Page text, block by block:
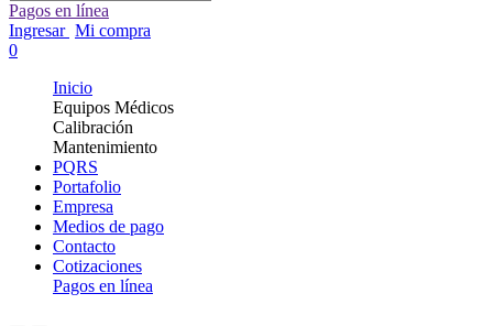
Pagos en línea
Ingresar Mi compra
0
Inicio
Equipos Médicos
Calibración
Mantenimiento
PQRS
Portafolio
Empresa
Medios de pago
Contacto
Cotizaciones
Pagos en línea